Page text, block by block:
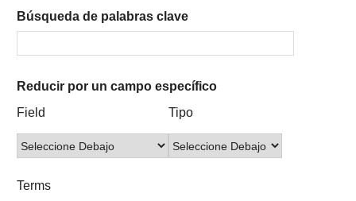
Búsqueda de palabras clave
of
rows
in
por
Reducir por un campo específico
Campo
búsqueda
Tipo
búsqueda
Términos
búsqueda
Ensamblador
Búsqueda
Field Tipo
Terms